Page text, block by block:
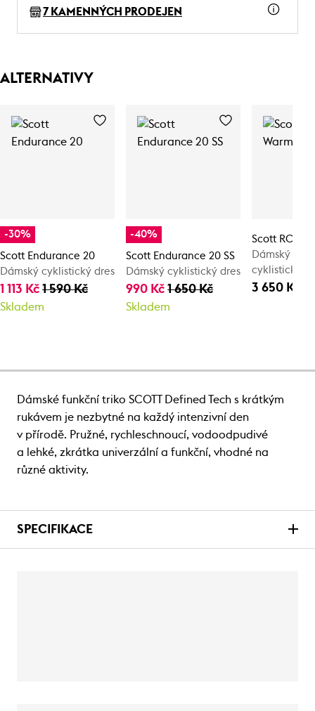
7 KAMENNÝCH PRODEJEN
ALTERNATIVY
-30%
Scott Endurance 20
Dámský cyklistický dres
1 113 Kč 1 590 Kč
Skladem
-40%
Scott Endurance 20 SS
Dámský cyklistický dres
990 Kč1 650 Kč
Skladem
Scott RC Pro
Dámský
cyklistický
3 650 Kč
Dámské funkční triko SCOTT Defined Tech s krátkým
rukávem je nezbytné na každý intenzivní den
v přírodě. Pružné, rychleschnoucí, vodoodpudivé
a lehké, zkrátka univerzální a funkční, vhodné na
různé aktivity.
SPECIFIKACE